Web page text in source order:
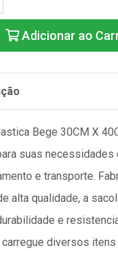
Adicionar ao
Bege 30CM X
suas necessidades
e transporte.
alta qualidade, a
e
diversos itens